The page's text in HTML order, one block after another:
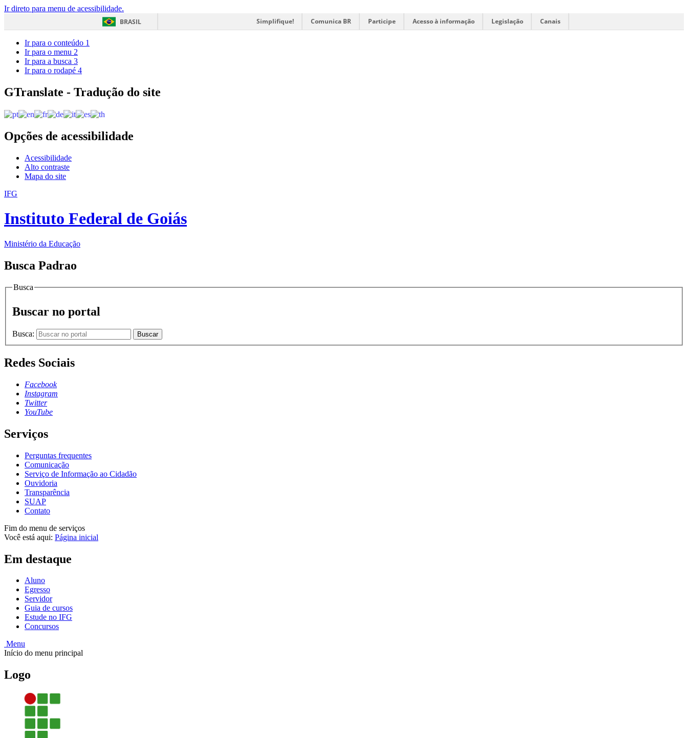
Ir direto para menu de acessibilidade.
BRASIL
Simplifique! Comunica BR Participe Acesso à informação Legislação Canais
Ir para o conteúdo 1
Ir para o menu 2
Ir para a busca 3
Ir para o rodapé 4
GTranslate - Tradução do site
Opções de acessibilidade
Acessibilidade
Alto contraste
Mapa do site
IFG
Instituto Federal de Goiás
Ministério da Educação
Busca Padrao
Busca
Buscar no portal
Busca: Buscar
Redes Sociais
Facebook
Instagram
Twitter
YouTube
Serviços
Perguntas frequentes
Comunicação
Serviço de Informação ao Cidadão
Ouvidoria
Transparência
SUAP
Contato
Fim do menu de serviços
Você está aqui: Página inicial
Em destaque
Aluno
Egresso
Servidor
Guia de cursos
Estude no IFG
Concursos
Menu
Início do menu principal
Logo